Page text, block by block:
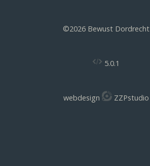
©2026 Bewust Dordrecht
5.0.1
webdesign ZZPstudio